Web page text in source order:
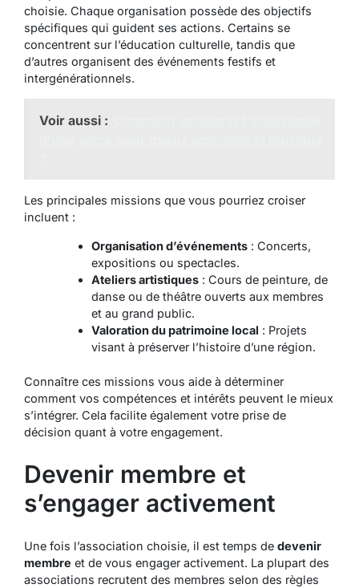
choisie. Chaque organisation possède des objectifs
spécifiques qui guident ses actions. Certains se
concentrent sur l’éducation culturelle, tandis que
d’autres organisent des événements festifs et
intergénérationnels.
Voir aussi :
Les principales missions que vous pourriez croiser
incluent :
Organisation d’événements: Concerts,
expositions ou spectacles.
Ateliers artistiques: Cours de peinture, de
danse ou de théâtre ouverts aux membres
et au grand public.
Valoration du patrimoine local : Projets
visant à préserver l’histoire d’une région.
Connaître ces missions vous aide à déterminer
comment vos compétences et intérêts peuvent le mieux
s’intégrer. Cela facilite également votre prise de
décision quant à votre engagement.
Devenir membre et
s’engager activement
Une fois l’association choisie, il est temps de devenir
membre et de vous engager activement. La plupart des
associations recrutent des membres selon des règles